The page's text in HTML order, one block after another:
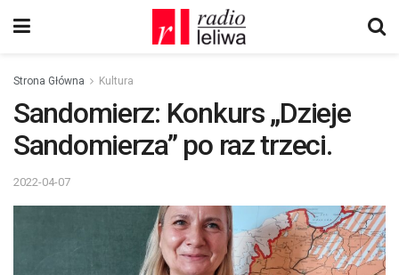
Strona Główna Kultura
Sandomierz: Konkurs „Dzieje
Sandomierza” po raz trzeci.
2022-04-07